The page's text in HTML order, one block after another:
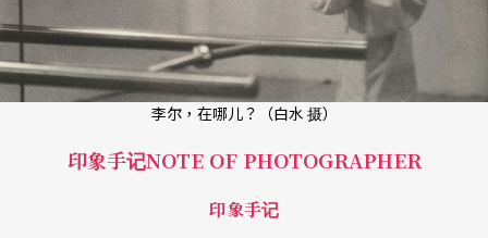
李尔，在哪儿？（白水 摄）
印象手记NOTE OF PHOTOGRAPHER
印象手记